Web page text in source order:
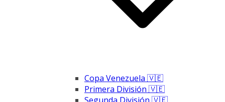
Copa Venezuela 🇻🇪
Primera División 🇻🇪